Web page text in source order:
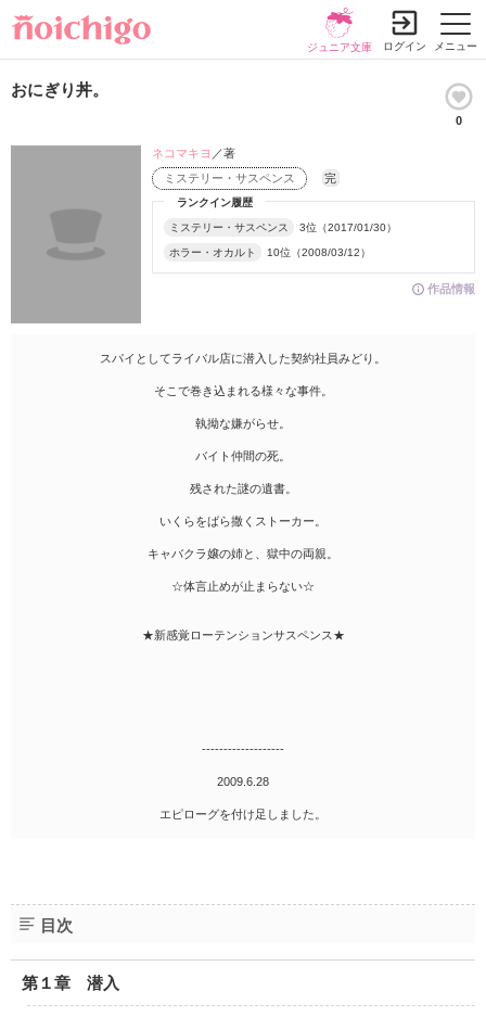
メニュー
ジュニア文庫 ログイン
おにぎり丼。
0
作品情報
ランクイン履歴
ミステリー・サスペンス 3位（2017/01/30）
ホラー・オカルト 10位（2008/03/12）
ミステリー・サスペンス 完
ネコマキヨ ／著
スパイとしてライバル店に潜入した契約社員みどり。
そこで巻き込まれる様々な事件。
執拗な嫌がらせ。
バイト仲間の死。
残された謎の遺書。
いくらをばら撒くストーカー。
キャバクラ嬢の姉と、獄中の両親。
☆体言止めが止まらない☆
★新感覚ローテンションサスペンス★
-------------------
2009.6.28
エピローグを付け足しました。
目次
第１章 潜入